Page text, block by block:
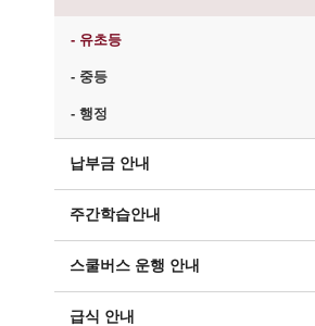
- 유초등
- 중등
- 행정
납부금 안내
주간학습안내
스쿨버스 운행 안내
급식 안내